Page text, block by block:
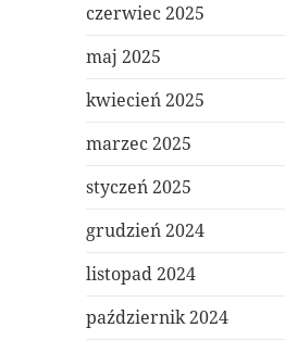
czerwiec 2025
maj 2025
kwiecień 2025
marzec 2025
styczeń 2025
grudzień 2024
listopad 2024
październik 2024